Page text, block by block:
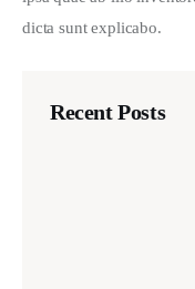
dicta sunt explicabo.
Recent Posts